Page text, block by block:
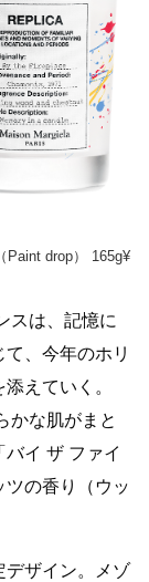
Paint drop） 165g¥
スは、記憶に
、今年のホリ
えていく。
かな肌がまと
イ ザ ファイ
の香り（ウッ
デザイン。メゾ